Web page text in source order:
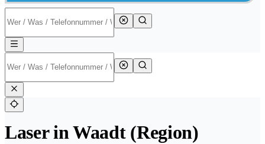
Laser in Waadt (Region)